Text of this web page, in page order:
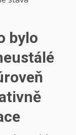
bylo